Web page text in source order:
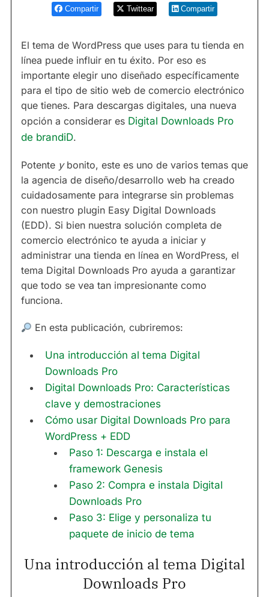
Compartir Twittear Compartir
El tema de WordPress que uses para tu tienda en
línea puede influir en tu éxito. Por eso es
importante elegir uno diseñado específicamente
para el tipo de sitio web de comercio electrónico
que tienes. Para descargas digitales, una nueva
opción a considerar es Digital Downloads Pro
de brandiD.
Potente ybonito, este es uno de varios temas que
la agencia de diseño/desarrollo web ha creado
cuidadosamente para integrarse sin problemas
con nuestro plugin Easy Digital Downloads
(EDD). Si bien nuestra solución completa de
comercio electrónico te ayuda a iniciar y
administrar una tienda en línea en WordPress, el
tema Digital Downloads Pro ayuda a garantizar
que todo se vea tan impresionante como
funciona.
En esta publicación, cubriremos:
Una introducción al tema Digital
Downloads Pro
Digital Downloads Pro: Características
clave y demostraciones
Cómo usar Digital Downloads Pro para
WordPress + EDD
Paso 1: Descarga e instala el
framework Genesis
Paso 2: Compra e instala Digital
Downloads Pro
Paso 3: Elige y personaliza tu
paquete de inicio de tema
Una introducción al tema Digital
Downloads Pro